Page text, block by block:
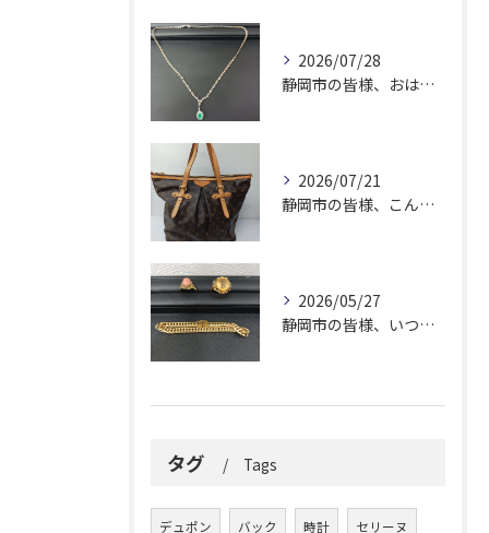
2026/07/28
静岡市の皆様、おはようございます。
2026/07/21
静岡市の皆様、こんにちは！
2026/05/27
静岡市の皆様、いつも大変お世話になっております。
タグ Tags
デュポン バック 時計 セリーヌ